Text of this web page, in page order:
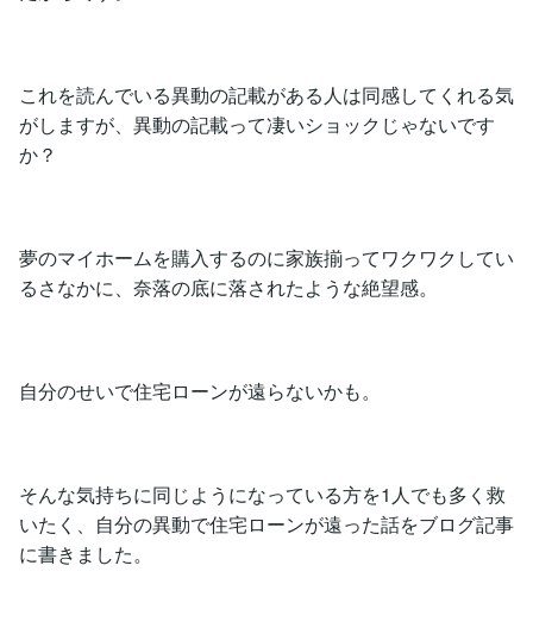
これを読んでいる異動の記載がある人は同感してくれる気
がしますが、異動の記載って凄いショックじゃないです
か？
夢のマイホームを購入するのに家族揃ってワクワクしてい
るさなかに、奈落の底に落されたような絶望感。
自分のせいで住宅ローンが遠らないかも。
そんな気持ちに同じようになっている方を1人でも多く救
いたく、自分の異動で住宅ローンが遠った話をブログ記事
に書きました。